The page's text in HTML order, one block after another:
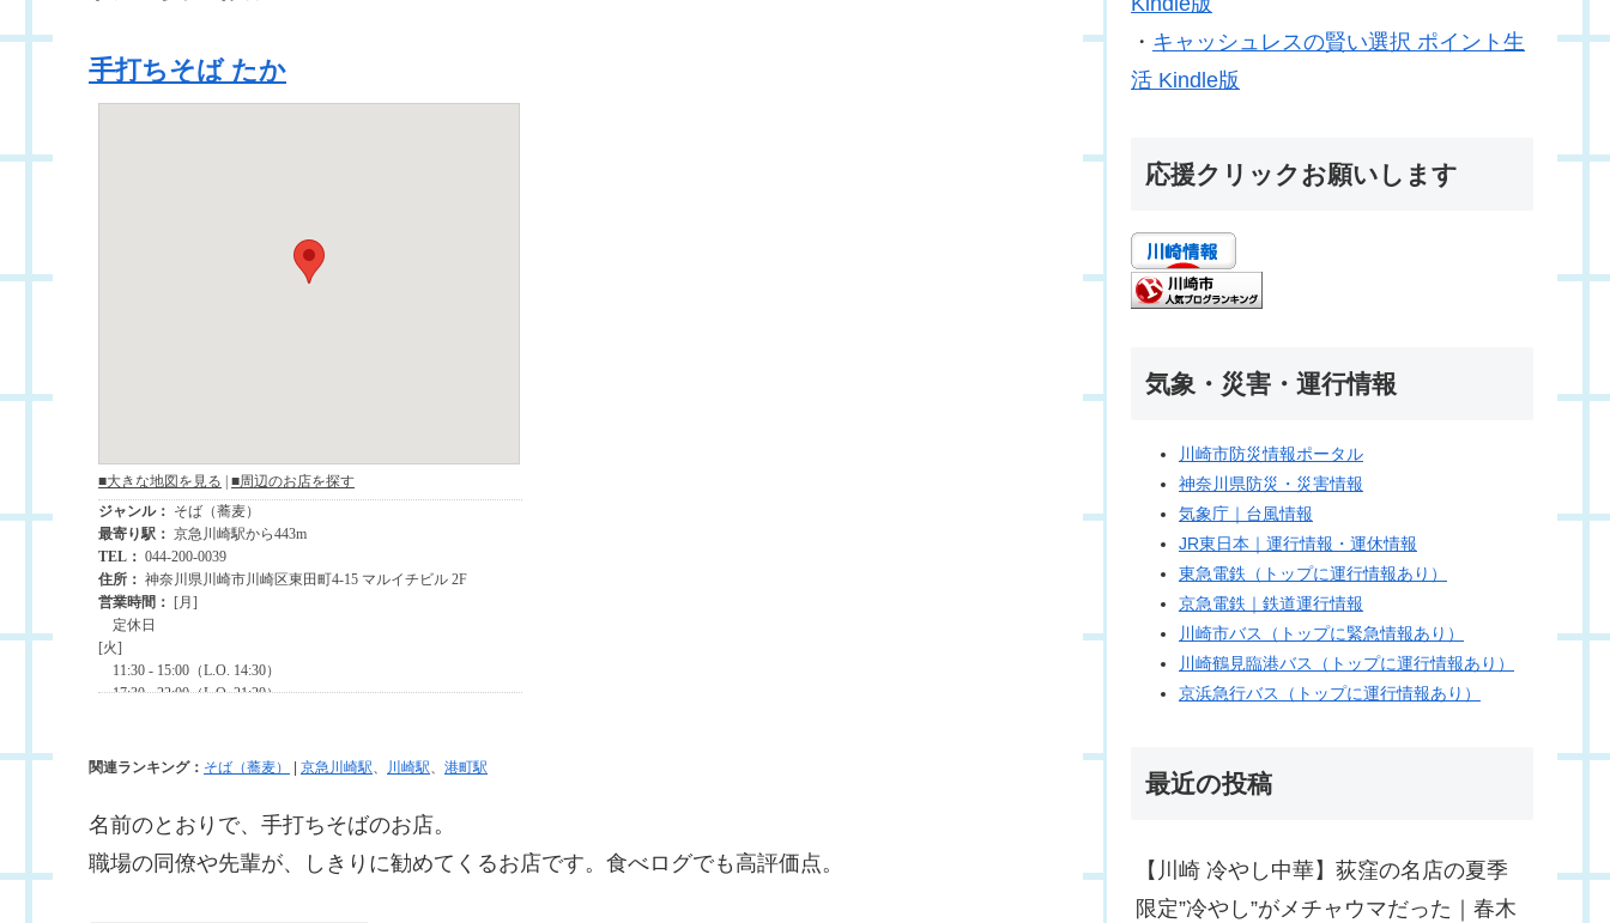
手打ちそば たか
関連ランキング： そば（蕎麦） | 京急川崎駅 川崎駅 港町駅
名前のとおりで、手打ちそばのお店。
職場の同僚や先輩が、しきりに勧めてくるお店です。食べログでも高評価点。
・ キャッシュレスの賢い選択 ポイント生
活 Kindle版
応援クリックお願いします
気象・災害・運行情報
川崎市防災情報ポータル
神奈川県防災・災害情報
気象庁｜台風情報
JR東日本｜運行情報・運休情報
東急電鉄（トップに運行情報あり）
京急電鉄｜鉄道運行情報
川崎市バス（トップに緊急情報あり）
川崎鶴見臨港バス（トップに運行情報あり）
京浜急行バス（トップに運行情報あり）
最近の投稿
【川崎 冷やし中華】荻窪の名店の夏季
限定”冷やし”がメチャウマだった｜春木